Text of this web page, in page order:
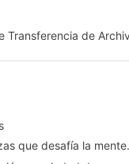
Transferencia de
que desafía la